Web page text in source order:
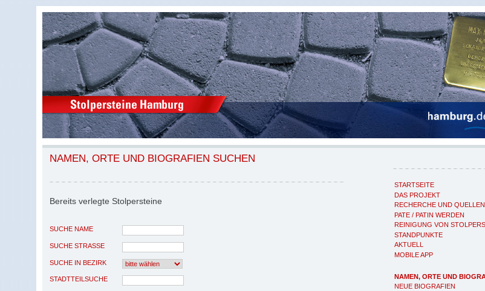
STARTSEITE
DAS PROJEKT
RECHERCHE UND QUELLEN
PATE / PATIN WERDEN
REINIGUNG VON
STANDPUNKTE
AKTUELL
MOBILE APP
NAMEN, ORTE UND
NEUE BIOGRAFIEN
NAMEN, ORTE UND BIOGRAFIEN SUCHEN
Bereits verlegte Stolpersteine
SUCHE NAME
SUCHE STRASSE
SUCHE IN BEZIRK
STADTTEILSUCHE